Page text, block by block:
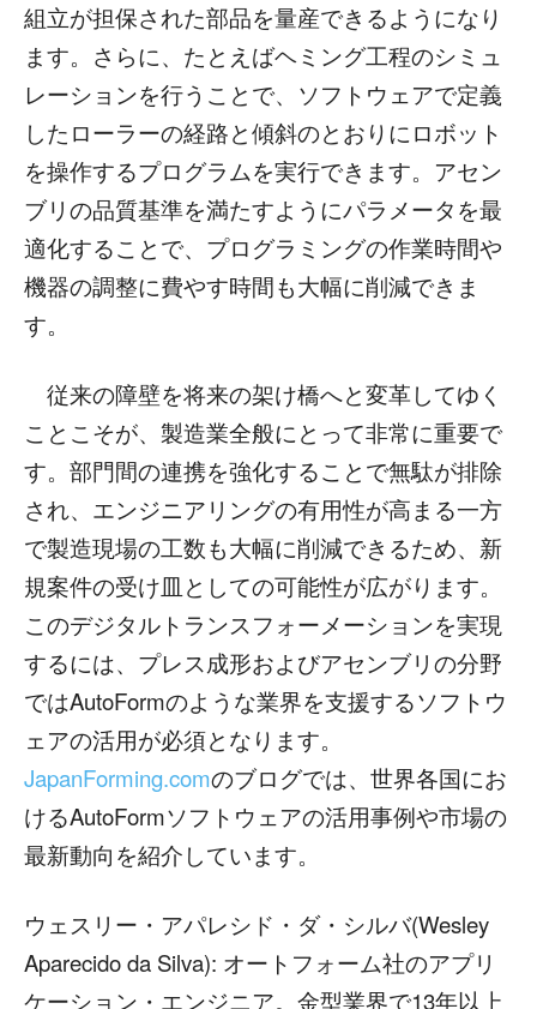
組立が担保された部品を量産できるようになり
ます。さらに、たとえばヘミング工程のシミュ
レーションを行うことで、ソフトウェアで定義
したローラーの経路と傾斜のとおりにロボット
を操作するプログラムを実行できます。アセン
ブリの品質基準を満たすようにパラメータを最
適化することで、プログラミングの作業時間や
機器の調整に費やす時間も大幅に削減できま
す。
従来の障壁を将来の架け橋へと変革してゆく
ことこそが、製造業全般にとって非常に重要で
す。部門間の連携を強化することで無駄が排除
され、エンジニアリングの有用性が高まる一方
で製造現場の工数も大幅に削減できるため、新
規案件の受け皿としての可能性が広がります。
このデジタルトランスフォーメーションを実現
するには、プレス成形およびアセンブリの分野
ではAutoFormのような業界を支援するソフトウ
ェアの活用が必須となります。
JapanForming.comのブログでは、世界各国にお
けるAutoFormソフトウェアの活用事例や市場の
最新動向を紹介しています。
ウェスリー・アパレシド・ダ・シルバ(Wesley
Aparecido da Silva): オートフォーム社のアプリ
ケーション・エンジニア。金型業界で13年以上